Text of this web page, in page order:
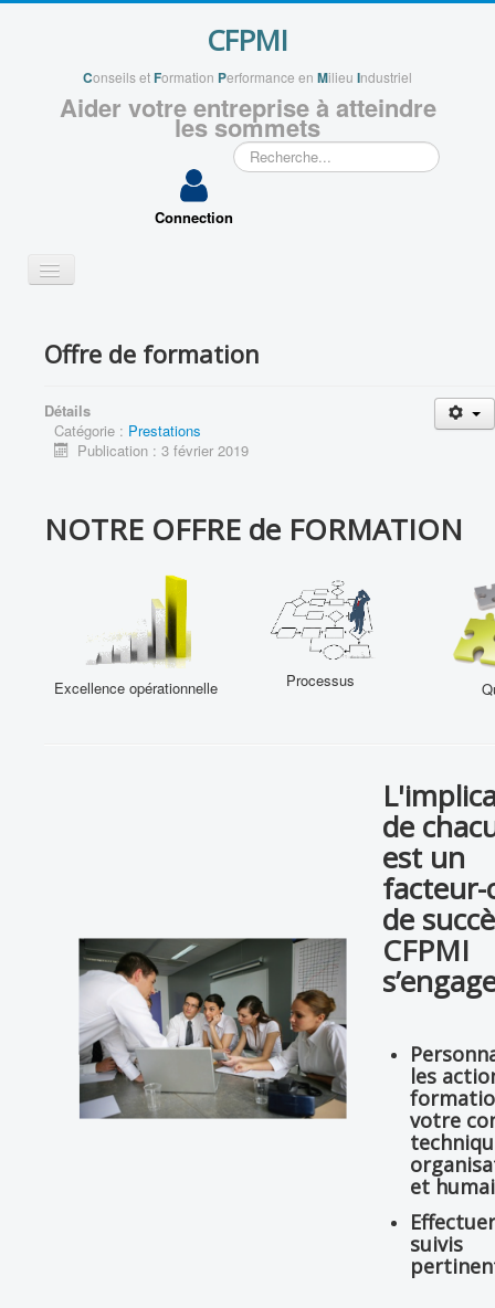
CFPMI
Conseils etFormation Performance en Milieu Industriel
Aider votre entreprise à atteindre
les sommets
Rechercher
Connection
Basculer
la
VOS PROJETS
VOUS ACCOMPAGNER
VOUS ACCOMPAGNER
Offre de formation
Offre de formation
Détails
Catégorie : Prestations
Publication : 3 février 2019
NOTRE OFFRE de FORMATION
Excellence opérationnelle Processus
de
est un
facteur-
de
CFPMI
les
votre
et
suivis